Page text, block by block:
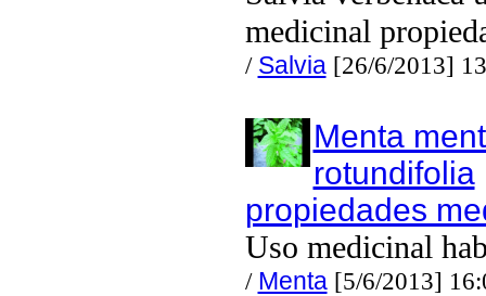
medicinal
/ Salvia[26/6/2013]
Menta
rotundifolia
propiedades
Uso medicinal
/ Menta[5/6/2013]